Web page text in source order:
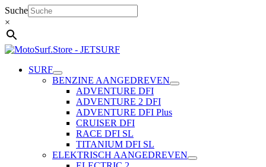
Ga
naar
de
inhoud
Suche
×
SURF
BENZINE AANGEDREVEN
ADVENTURE DFI
ADVENTURE 2 DFI
ADVENTURE DFI Plus
CRUISER DFI
RACE DFI SL
TITANIUM DFI SL
ELEKTRISCH AANGEDREVEN